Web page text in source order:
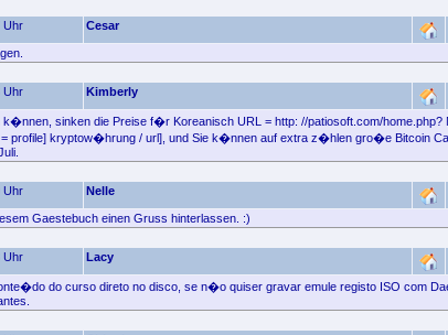
Uhr Cesar
Uhr Kimberly
k�nnen, sinken die Preise f�r Koreanisch URL = http: //patiosoft.com/home.php?
= profile] kryptow�hrung / url], und Sie k�nnen auf extra z�hlen gro�e Bitcoin
Uhr Nelle
Gaestebuch einen Gruss hinterlassen. :)
Uhr Lacy
do curso direto no disco, se n�o quiser gravar emule registo ISO com